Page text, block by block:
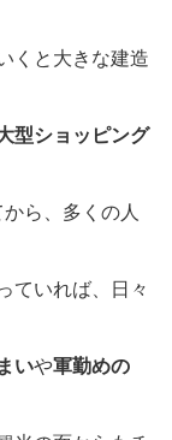
くと大きな建造
型ショッピング
ら、多くの人
ていれば、日々
いや軍勤めの